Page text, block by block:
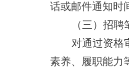
话或邮件通知时
（三） 招聘
对通过资格
素养、履职能力